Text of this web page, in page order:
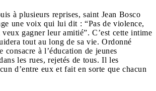
à plusieurs reprises, saint Jean Bosco
une voix qui lui dit : “Pas de violence,
gagner leur amitié”. C’est cette intime
tout au long de sa vie. Ordonné
consacre à l’éducation de jeunes
les rues, rejetés de tous. Il les
d’entre eux et fait en sorte que chacun